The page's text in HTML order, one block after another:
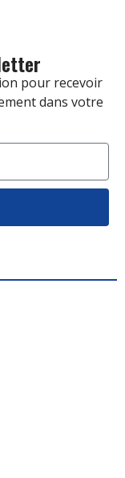
pour recevoir
dans votre